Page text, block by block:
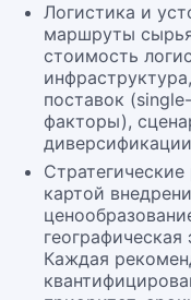
Логистика и
маршруты
стоимость
поставок
факторы),
картой
Каждая